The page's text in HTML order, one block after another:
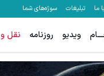
ما تبلیغات سوژه‌های شما
ویدیو روزنامه نقل و